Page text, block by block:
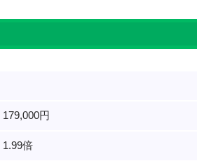
179,000円
1.99倍